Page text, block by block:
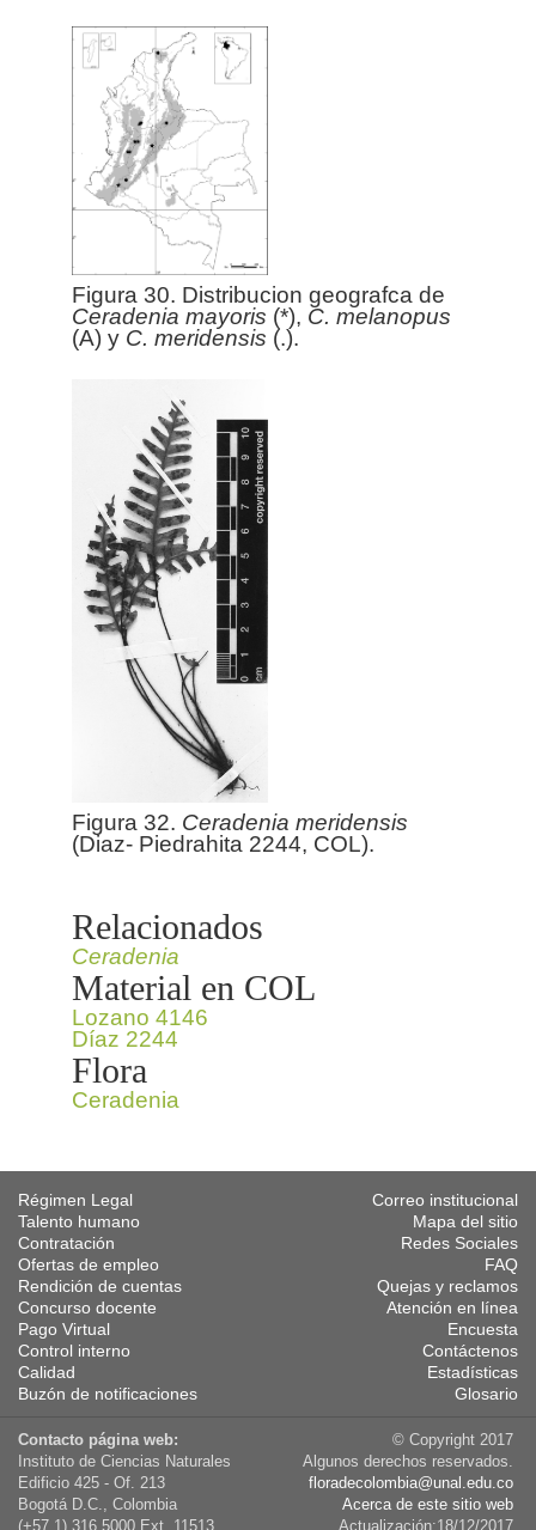
Figura 30. Distribucion geografca de
Ceradenia mayoris (*), C. melanopus
(A) y C. meridensis (.).
Figura 32. Ceradenia meridensis
(Diaz- Piedrahita 2244, COL).
Relacionados
Ceradenia
Material en COL
Lozano 4146
Díaz 2244
Flora
Ceradenia
Régimen Legal
Talento humano
Contratación
Ofertas de empleo
Rendición de cuentas
Concurso docente
Pago Virtual
Control interno
Calidad
Buzón de notificaciones
Correo institucional
Mapa del sitio
Redes Sociales
FAQ
Quejas y reclamos
Atención en línea
Encuesta
Contáctenos
Estadísticas
Glosario
Contacto página web:
Instituto de Ciencias Naturales
Edificio 425 - Of. 213
Bogotá D.C., Colombia
(+57 1) 316 5000 Ext. 11513
© Copyright 2017
Algunos derechos reservados.
floradecolombia@unal.edu.co
Acerca de este sitio web
Actualización:18/12/2017